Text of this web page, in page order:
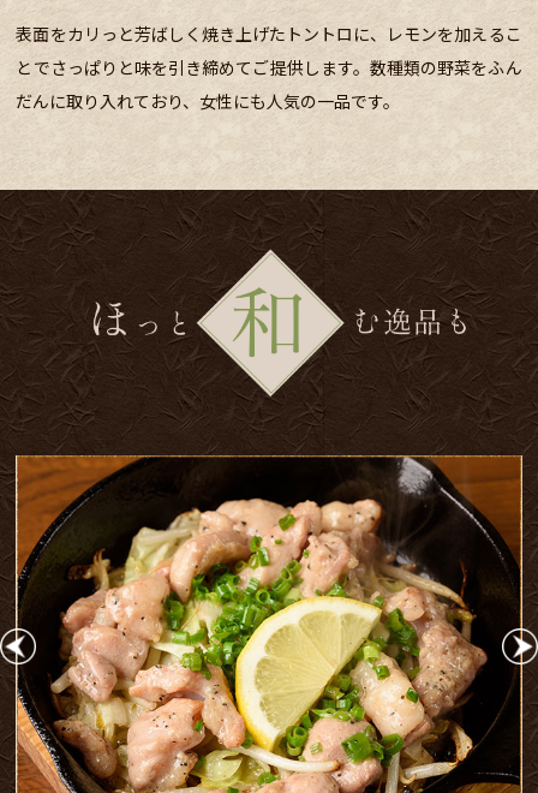
表面をカリっと芳ばしく焼き上げたトントロに、レモンを加えるこ
とでさっぱりと味を引き締めてご提供します。数種類の野菜をふん
だんに取り入れており、女性にも人気の一品です。